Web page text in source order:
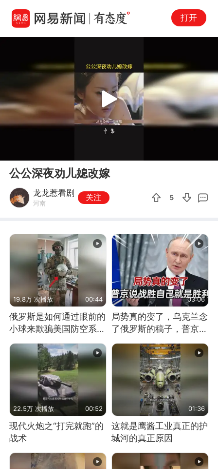
打开
Play
公公深夜劝儿媳改嫁
龙龙惹看剧
河南
关注 5
19.8万 次播放 00:44
俄罗斯是如何通过眼前的
小球来欺骗美国防空系统
的
03:06
局势真的变了，乌克兰念
了俄罗斯的稿子，普京说
战胜自己就是胜利
22.5万 次播放 00:52
现代火炮之“打完就跑”的
战术
01:36
这就是鹰酱工业真正的护
城河的真正原因